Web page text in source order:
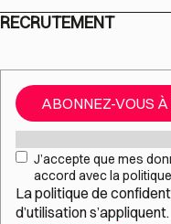
RECRUTEMENT
ABONNEZ-VOUS
RGPD*
J’accepte que mes
accord avec la
Lapolitique de
d’utilisations’appliquent.